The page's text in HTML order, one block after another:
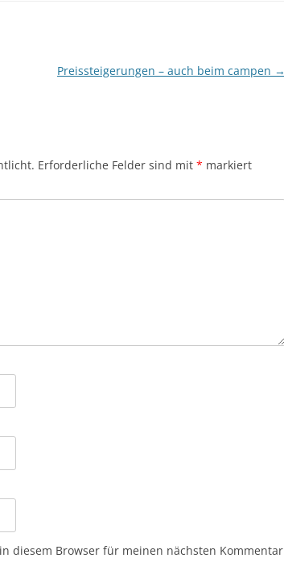
Preissteigerungen – auch beim campen →
Erforderliche Felder sind mit * markiert
diesem Browser für meinen nächsten Kommentar